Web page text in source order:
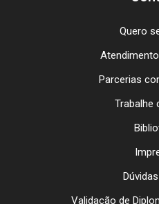
Quero
Parcerias
Trabalhe
Validação de